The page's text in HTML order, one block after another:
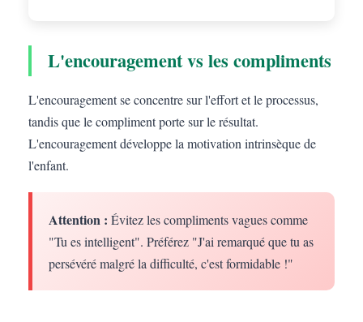
L'encouragement vs les compliments
L'encouragement se concentre sur l'effort et le processus,
tandis que le compliment porte sur le résultat.
L'encouragement développe la motivation intrinsèque de
l'enfant.
Attention : Évitez les compliments vagues comme
"Tu es intelligent". Préférez "J'ai remarqué que tu as
persévéré malgré la difficulté, c'est formidable !"